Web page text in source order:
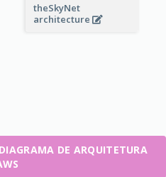
theSkyNet
architecture
DE ARQUITETURA